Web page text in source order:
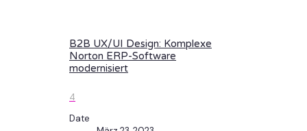
B2B UX/UI Design: Komplexe
Norton ERP-Software
modernisiert
4
Date